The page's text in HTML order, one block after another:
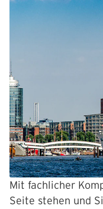
Mit fachlicher
Seite stehen und